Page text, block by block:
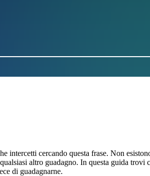
cercando questa frase. Non
altro guadagno. In questa guida
di guadagnarne.